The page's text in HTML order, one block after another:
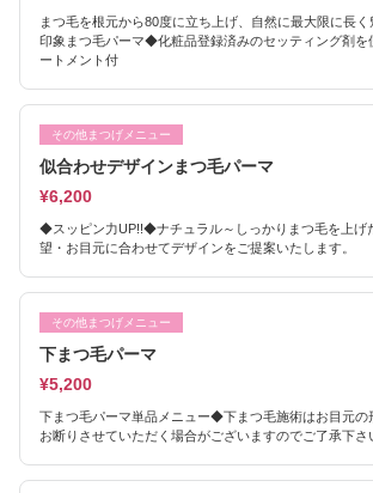
まつ毛を根元から80度に立ち上げ、自然に最大限に長
印象まつ毛パーマ◆化粧品登録済みのセッティング剤を
ートメント付
その他まつげメニュー
似合わせデザインまつ毛パーマ
¥6,200
◆スッピン力UP!!◆ナチュラル～しっかりまつ毛を上げ
望・お目元に合わせてデザインをご提案いたします。
その他まつげメニュー
下まつ毛パーマ
¥5,200
下まつ毛パーマ単品メニュー◆下まつ毛施術はお目元の
お断りさせていただく場合がございますのでご了承下さ